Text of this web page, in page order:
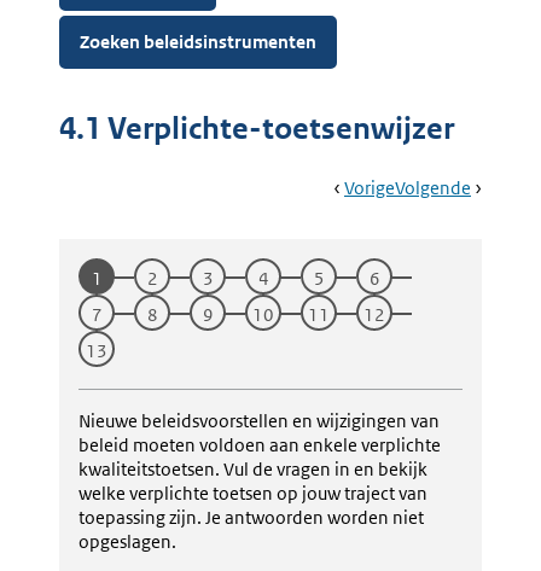
Zoeken beleidsinstrumenten
4.1 Verplichte-toetsenwijzer
Book
Ga
VorigePagina:
De
Gevolgen
Ga
Volgende Pagina:
1 Stap:
2 Stap:
3 Stap:
4 Stap:
5 Stap:
6
Stap:
7 Stap:
8 Stap:
9 Stap:
10 Stap:
11 Stap:
12
Stap:
13
Nieuwe beleidsvoorstellen en wijzigingen van
beleid moeten voldoen aan enkele verplichte
kwaliteitstoetsen. Vul de vragen in en bekijk
welke verplichte toetsen op jouw traject van
toepassing zijn. Je antwoorden worden niet
opgeslagen.